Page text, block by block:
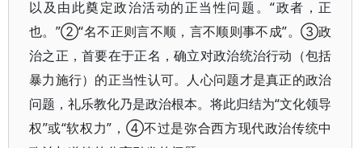
以及由此奠定政治活动的正当性问题。“政者，正
也。”②“名不正则言不顺，言不顺则事不成”。③政
治之正，首要在于正名，确立对政治统治行动（包括
暴力施行）的正当性认可。人心问题才是真正的政治
问题，礼乐教化乃是政治根本。将此归结为“文化领导
权”或“软权力”，④不过是弥合西方现代政治传统中